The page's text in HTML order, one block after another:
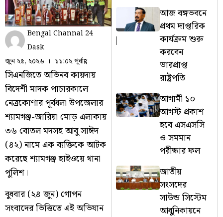
Bengal Channal 24
Dask
জুন ২৫, ২০২৬
১১:০২ পূর্বাহ্ণ
সিএনজিতে অভিনব কায়দায়
বিদেশী মাদক পাচারকালে
নেত্রকোণার পূর্বধলা উপজেলার
শ্যামগঞ্জ-জারিয়া মোড় এলাকায়
৩৬ বোতল মদসহ আবু সাঈদ
(৪২) নামে এক ব্যক্তিকে আটক
করেছে শ্যামগঞ্জ হাইওয়ে থানা
পুলিশ।
বুধবার (২৪ জুন) গোপন
সংবাদের ভিত্তিতে এই অভিযান
আজ বঙ্গভবনে
প্রথম দাপ্তরিক
কার্যক্রম শুরু
করবেন
ভারপ্রাপ্ত
রাষ্ট্রপতি
আগামী ১০
আগস্ট প্রকাশ
হবে এসএসসি
ও সমমান
পরীক্ষার ফল
জাতীয়
সংসদের
সাউন্ড সিস্টেম
আধুনিকায়নে